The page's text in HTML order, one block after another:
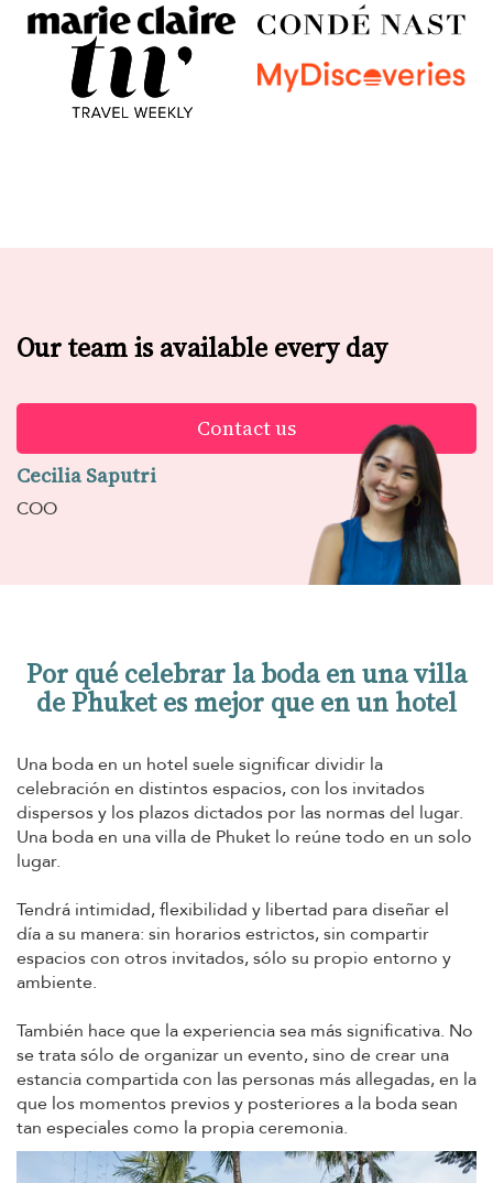
Our team is available every day
Contact us
Cecilia Saputri
COO
Por qué celebrar la boda en una villa
de Phuket es mejor que en un hotel
Una boda en un hotel suele significar dividir la
celebración en distintos espacios, con los invitados
dispersos y los plazos dictados por las normas del lugar.
Una boda en una villa de Phuket lo reúne todo en un solo
lugar.
Tendrá intimidad, flexibilidad y libertad para diseñar el
día a su manera: sin horarios estrictos, sin compartir
espacios con otros invitados, sólo su propio entorno y
ambiente.
También hace que la experiencia sea más significativa. No
se trata sólo de organizar un evento, sino de crear una
estancia compartida con las personas más allegadas, en la
que los momentos previos y posteriores a la boda sean
tan especiales como la propia ceremonia.